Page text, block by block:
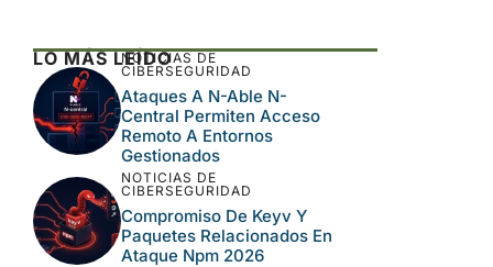
LO MÁS LEÍDO
NOTICIAS DE
CIBERSEGURIDAD
Ataques A N-Able N-
Central Permiten Acceso
Remoto A Entornos
Gestionados
NOTICIAS DE
CIBERSEGURIDAD
Compromiso De Keyv Y
Paquetes Relacionados En
Ataque Npm 2026